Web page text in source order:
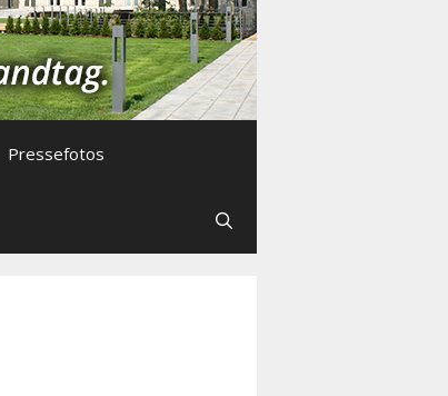
Pressefotos